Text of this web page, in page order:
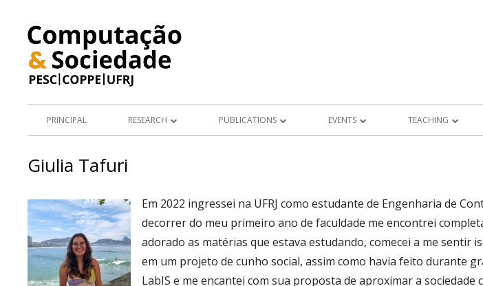
content
Primary
PRINCIPAL RESEARCH PUBLICATIONS
MASTER'S AND DOCTORAL
DISSERTATIONS
PRESENTATIONS
ARTIGOS E RESUMOS EM ANAIS DE
EVENTS
MEMORY
TEACHING
Giulia Tafuri
Em 2022 ingressei na UFRJ como estudante de Engenharia de
decorrer do meu primeiro ano de faculdade me encontrei
adorado as matérias que estava estudando, comecei a me sentir
em um projeto de cunho social, assim como havia feito durante
LabIS e me encantei com sua proposta de aproximar a